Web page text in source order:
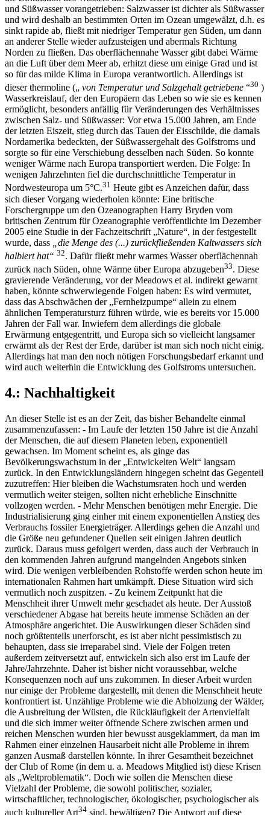
und Süßwasser vorangetrieben: Salzwasser ist dichter als Süßwasser
und wird deshalb an bestimmten Orten im Ozean umgewälzt, d.h. es
sinkt rapide ab, fließt mit niedriger Temperatur gen Süden, um dann
an anderer Stelle wieder aufzusteigen und abermals Richtung
Norden zu fließen. Das oberflächennahe Wasser gibt dabei Wärme
an die Luft über dem Meer ab, erhitzt diese um einige Grad und ist
so für das milde Klima in Europa verantwortlich. Allerdings ist
dieser thermoline („ von Temperatur und Salzgehalt getriebene “30 )
Wasserkreislauf, der den Europäern das Leben so wie sie es kennen
ermöglicht, besonders anfällig für Veränderungen des Verhältnisses
zwischen Salz- und Süßwasser: Vor etwa 15.000 Jahren, am Ende
der letzten Eiszeit, stieg durch das Tauen der Eisschilde, die damals
Nordamerika bedeckten, der Süßwassergehalt des Golfstroms und
sorgte so für eine Verschiebung desselben nach Süden. So konnte
weniger Wärme nach Europa transportiert werden. Die Folge: In
wenigen Jahrzehnten fiel die durchschnittliche Temperatur in
Nordwesteuropa um 5°C.31 Heute gibt es Anzeichen dafür, dass
sich dieser Vorgang wiederholen könnte: Eine britische
Forschergruppe um den Ozeanographen Harry Bryden vom
britischen Zentrum für Ozeanographie veröffentlichte im Dezember
2005 eine Studie in der Fachzeitschrift „Nature“, in der festgestellt
wurde, dass
„die Menge des (...) zurückfließenden Kaltwassers sich
halbiert hat“ 32. Dafür fließt mehr warmes Wasser oberflächennah
zurück nach Süden, ohne Wärme über Europa abzugeben33. Diese
gravierende Veränderung, vor der Meadows et al. indirekt gewarnt
haben, könnte schwerwiegende Folgen haben: Es wird vermutet,
dass das Abschwächen der „Fernheizpumpe“ allein zu einem
ähnlichen Temperatursturz führen würde, wie es bereits vor 15.000
Jahren der Fall war. Inwiefern dem allerdings die globale
Erwärmung entgegentritt, und Europa sich so vielleicht langsamer
erwärmt als der Rest der Erde, darüber ist man sich noch nicht einig.
Allerdings hat man den noch nötigen Forschungsbedarf erkannt und
wird auch weiterhin die Entwicklung des Golfstroms untersuchen.
4.: Nachhaltigkeit
An dieser Stelle ist es an der Zeit, das bisher Behandelte einmal
zusammenzufassen: - Im Laufe der letzten 150 Jahre ist die Anzahl
der Menschen, die auf diesem Planeten leben, exponentiell
gewachsen. Im Moment scheint es, als ginge das
Bevölkerungswachstum in der „Entwickelten Welt“ langsam
zurück. In den Entwicklungsländern hingegen scheint das Gegenteil
zuzutreffen: Hier bleiben die Wachstumsraten hoch und werden
vermutlich weiter steigen, sollten nicht erhebliche Einschnitte
vollzogen werden. - Mehr Menschen benötigen mehr Energie. Die
Industrialisierung ging einher mit einem exponentiellen Anstieg des
Verbrauchs fossiler Energieträger. Allerdings gehen die Anzahl und
die Größe neu gefundener Quellen seit einigen Jahren deutlich
zurück. Daraus muss gefolgert werden, dass auch der Verbrauch in
den kommenden Jahren aufgrund mangelnden Angebots sinken
wird. Die wenigen verbleibenden Rohstoffe werden schon heute im
internationalen Rahmen hart umkämpft. Diese Situation wird sich
vermutlich noch zuspitzen. - Zu keinem Zeitpunkt hat die
Menschheit ihrer Umwelt mehr geschadet als heute. Der Ausstoß
verschiedener Abgase hat bereits heute immense Schäden an der
Atmosphäre angerichtet. Die Auswirkungen dieser Schäden sind
noch größtenteils unerforscht, es ist aber nicht pessimistisch zu
behaupten, dass sie irreparabel sind. Viele der Folgen treten
außerdem zeitversetzt auf, entwickeln sich also erst im Laufe der
Jahre/Jahrzehnte. Daher ist bisher nicht voraussehbar, welche
Konsequenzen noch auf uns zukommen. In dieser Arbeit wurden
nur einige der Probleme dargestellt, mit denen die Menschheit heute
konfrontiert ist. Unzählige Probleme wie die Abholzung der Wälder,
die Ausbreitung der Wüsten, die Rückläufigkeit der Artenvielfalt
und die sich immer weiter öffnende Schere zwischen armen und
reichen Menschen wurden hier bewusst ausgeklammert, da man im
Rahmen einer einzelnen Hausarbeit nicht alle Probleme in ihrem
ganzen Ausmaß darstellen könnte. In ihrer Gesamtheit bezeichnet
der Club of Rome (in dem u. a. Meadows Mitglied ist) diese Krisen
als „Weltproblematik“. Doch wie sollen die Menschen diese
Vielzahl der Probleme, die sowohl politischer, sozialer,
wirtschaftlicher, technologischer, ökologischer, psychologischer als
auch kultureller Art34 sind, bewältigen? Die Antwort auf diese